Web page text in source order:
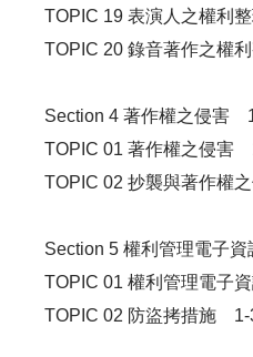
TOPIC 19 表演人之權利
TOPIC 20 錄音著作之權
Section 4 著作權之侵害
TOPIC 01 著作權之侵害
TOPIC 02 抄襲與著作權
Section 5 權利管理電子
TOPIC 01 權利管理電子
TOPIC 02 防盜拷措施 1-